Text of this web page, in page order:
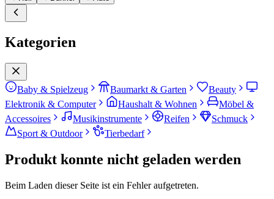
Kategorien
Baby & Spielzeug Baumarkt & Garten
Beauty
Elektronik & Computer
Haushalt & Wohnen
Möbel &
Accessoires
Musikinstrumente Reifen
Schmuck
Sport & Outdoor
Tierbedarf
Produkt konnte nicht geladen werden
Beim Laden dieser Seite ist ein Fehler aufgetreten.